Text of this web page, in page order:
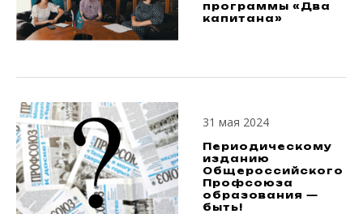
программы «Два
капитана»
31 мая 2024
Периодическому
изданию
Общероссийского
Профсоюза
образования —
быть!